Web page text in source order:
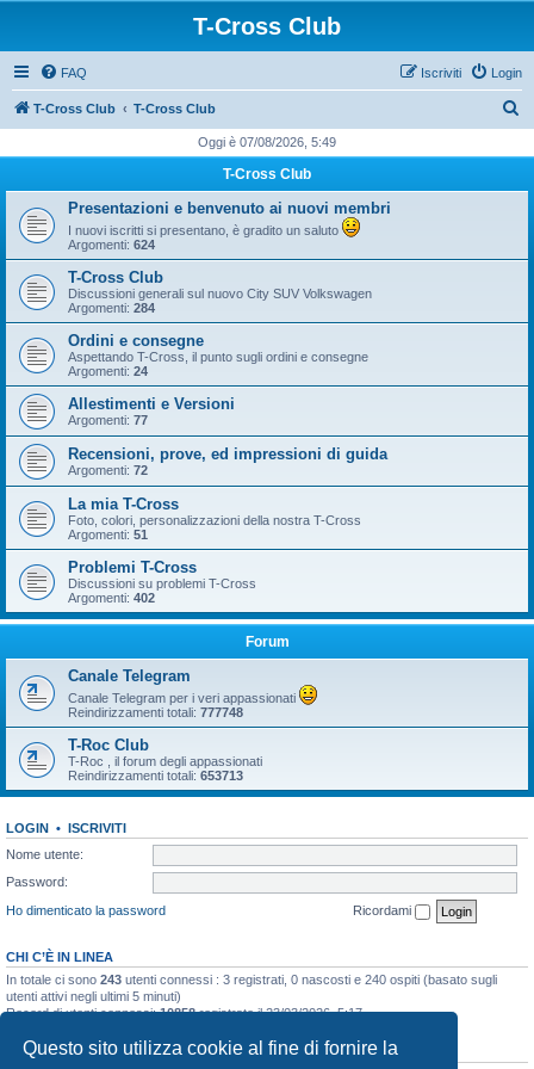
Questo sito utilizza cookie al fine di fornire la
T-Cross Club
FAQ Login
Iscriviti
T-Cross Club T-Cross Club
c
Oggi è 07/08/2026, 5:49
T-Cross Club
Presentazioni e benvenuto ai nuovi membri
I nuovi iscritti si presentano, è gradito un saluto
Argomenti: 624
T-Cross Club
Discussioni generali sul nuovo City SUV Volkswagen
Argomenti: 284
Ordini e consegne
Aspettando T-Cross, il punto sugli ordini e consegne
Argomenti: 24
Allestimenti e Versioni
Argomenti: 77
Recensioni, prove, ed impressioni di guida
Argomenti: 72
La mia T-Cross
Foto, colori, personalizzazioni della nostra T-Cross
Argomenti: 51
Problemi T-Cross
Discussioni su problemi T-Cross
Argomenti: 402
Forum
Canale Telegram
Canale Telegram per i veri appassionati
Reindirizzamenti totali: 777748
T-Roc Club
T-Roc , il forum degli appassionati
Reindirizzamenti totali: 653713
LOGIN • ISCRIVITI
Nome utente:
Password:
Ho dimenticato la password
Ricordami
CHI C’È IN LINEA
In totale ci sono 243 utenti connessi : 3 registrati, 0 nascosti e 240 ospiti (basato sugli
utenti attivi negli ultimi 5 minuti)
Record di utenti connessi:10858registrato il 23/03/2026, 5:17
STATISTICHE